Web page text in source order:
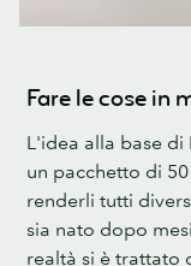
Fare le cose in
L'idea alla base di
un pacchetto di
renderli tutti
sia nato dopo
realtà si è trattato